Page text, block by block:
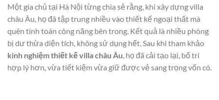
Một gia chủ tại Hà Nội từng chia sẻ rằng, khi xây dựng villa
châu Âu, họ đã tập trung nhiều vào thiết kế ngoại thất mà
quên tính toán công năng bên trong. Kết quả là nhiều phòng
bị dư thừa diện tích, không sử dụng hết. Sau khi tham khảo
kinh nghiệm thiết kế villa châu Âu, họ đã cải tạo lại, bố trí
hợp lý hơn, vừa tiết kiệm vừa giữ được vẻ sang trọng vốn có.